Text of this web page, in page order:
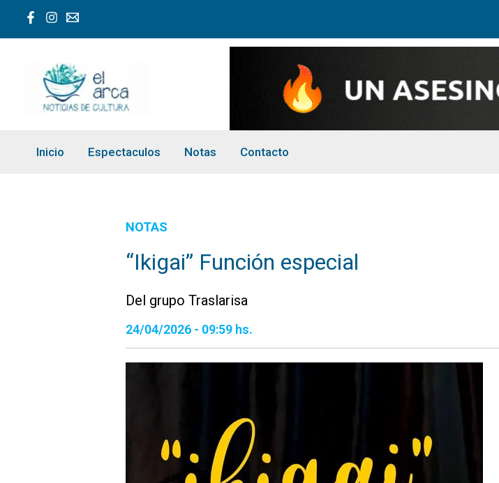
Inicio Espectaculos Notas Contacto
NOTAS
“Ikigai” Función especial
Del grupo Traslarisa
24/04/2026 - 09:59 hs.